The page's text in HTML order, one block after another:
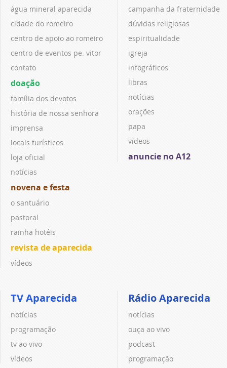
água mineral aparecida
cidade do romeiro
centro de apoio ao romeiro
centro de eventos pe. vitor
contato
doação
família dos devotos
história de nossa senhora
imprensa
locais turísticos
loja oficial
notícias
novena e festa
o santuário
pastoral
rainha hotéis
revista de aparecida
vídeos
campanha da fraternidade
dúvidas religiosas
espiritualidade
igreja
infográficos
libras
notícias
orações
papa
vídeos
anuncie no A12
TV Aparecida
notícias
programação
tv ao vivo
vídeos
Rádio Aparecida
notícias
ouça ao vivo
podcast
programação